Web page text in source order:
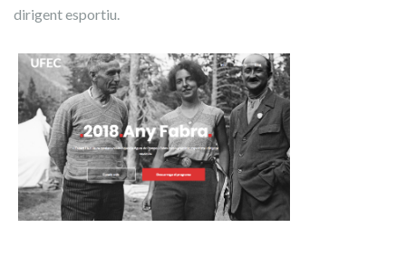
dirigent esportiu.